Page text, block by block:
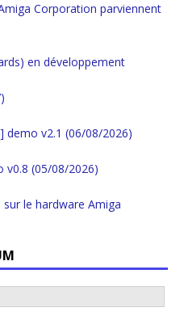
Corporation parviennent
en développement
demo v2.1 (06/08/2026)
v0.8 (05/08/2026)
le hardware Amiga